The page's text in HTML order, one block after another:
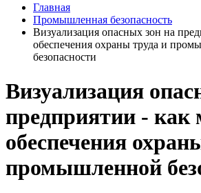
Главная
Промышленная безопасность
Визуализация опасных зон на
обеспечения охраны труда и
безопасности
Визуализация
предприятии - как
обеспечения
промышленной